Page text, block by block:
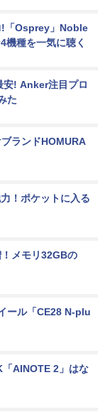
!「Osprey」Noble
種を一気に聴く
安! Anker注目プロ
た
ランドHOMURA
！ポケットに入る
メモリ32GBの
ール「CE28 N-plu
AINOTE 2」はな